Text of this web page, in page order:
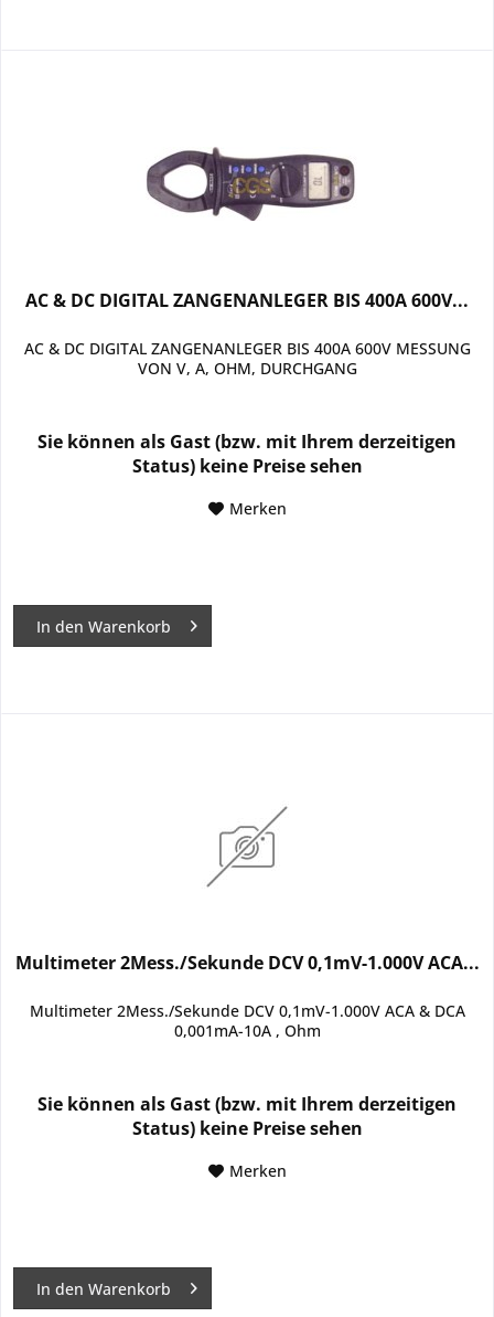
AC & DC DIGITAL ZANGENANLEGER BIS 400A 600V...
AC & DC DIGITAL ZANGENANLEGER BIS 400A 600V MESSUNG
VON V, A, OHM, DURCHGANG
Sie können als Gast (bzw. mit Ihrem derzeitigen
Status) keine Preise sehen
Merken
In den Warenkorb
Multimeter 2Mess./Sekunde DCV 0,1mV-1.000V ACA...
Multimeter 2Mess./Sekunde DCV 0,1mV-1.000V ACA & DCA
0,001mA-10A , Ohm
Sie können als Gast (bzw. mit Ihrem derzeitigen
Status) keine Preise sehen
Merken
In den Warenkorb